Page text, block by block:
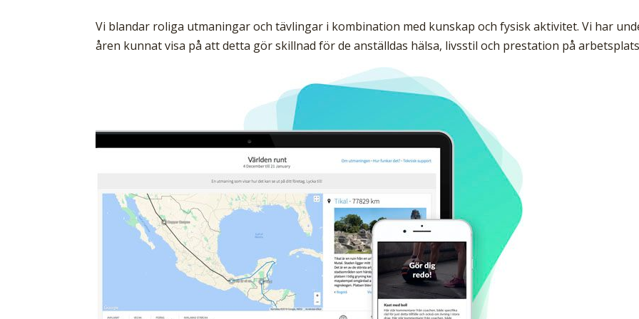
Vi blandar roliga utmaningar och tävlingar i kombination med kunskap och fysisk aktivitet. Vi har
åren kunnat visa på att detta gör skillnad för de anställdas hälsa, livsstil och prestation på